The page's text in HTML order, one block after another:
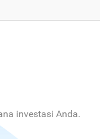
investasi Anda.